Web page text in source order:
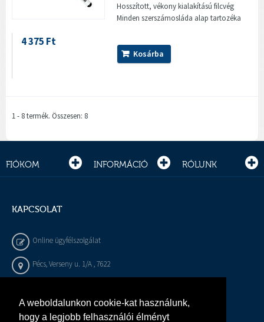
A weboldalunkon cookie-kat használunk,
hogy a legjobb felhasználói élményt
Hosszított, vékony kialakítású filcvég
Minden szerszámosláda alap tartozéka
4 375 Ft
Kosárba
1 - 8 termék. Összesen: 8
FIÓKOM INFORMÁCIÓ RÓLUNK
KAPCSOLAT
Online ügyfélszolgálat
Pécs, Verseny u. 1/A , 7622
info@gepeszbolt.hu